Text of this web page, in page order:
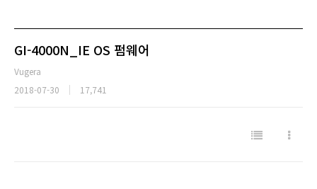
GI-4000N_IE OS 펌웨어
Vugera
2018-07-30
17,741